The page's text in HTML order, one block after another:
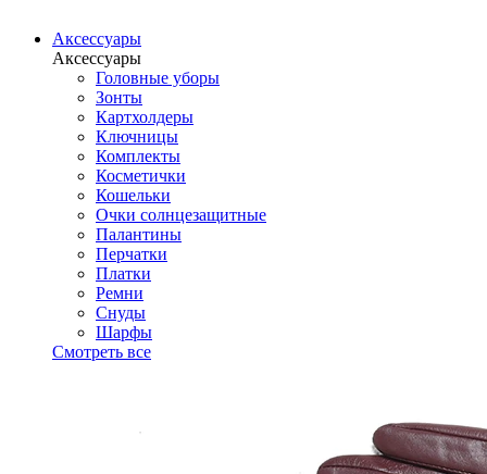
Аксессуары
Аксессуары
Головные уборы
Зонты
Картхолдеры
Ключницы
Комплекты
Косметички
Кошельки
Очки солнцезащитные
Палантины
Перчатки
Платки
Ремни
Снуды
Шарфы
Смотреть все